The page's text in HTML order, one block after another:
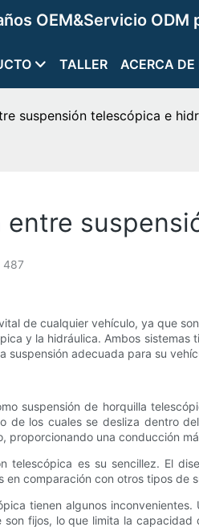
OEM&Servicio
TALLER ACERCA DE
suspensión telescópica e
entre
487
de cualquier vehículo, ya que
y la hidráulica. Ambos
suspensión adecuada para su
suspensión de horquilla
de los cuales se desliza dentro
una conducción
telescópica es su sencillez. El
en comparación con otros tipos
tienen algunos
fijos, lo que limita la